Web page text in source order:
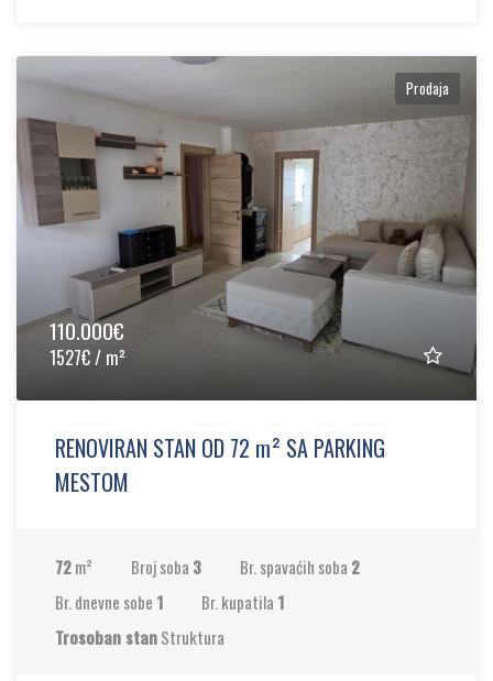
Prodaja
110.000€
1527€ / m²
RENOVIRAN STAN OD 72 m² SA PARKING
MESTOM
72m² Broj soba 3 Br. spavaćih soba 2
Br. dnevne sobe 1 Br. kupatila 1
Trosoban stanStruktura